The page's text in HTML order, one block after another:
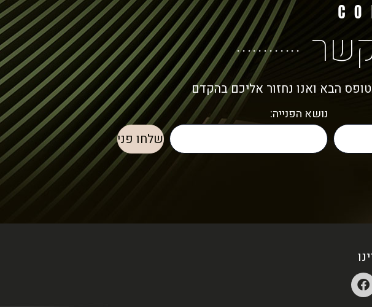
הבא ואנו נחזור אליכם בהקדם
נושא הפנייה: